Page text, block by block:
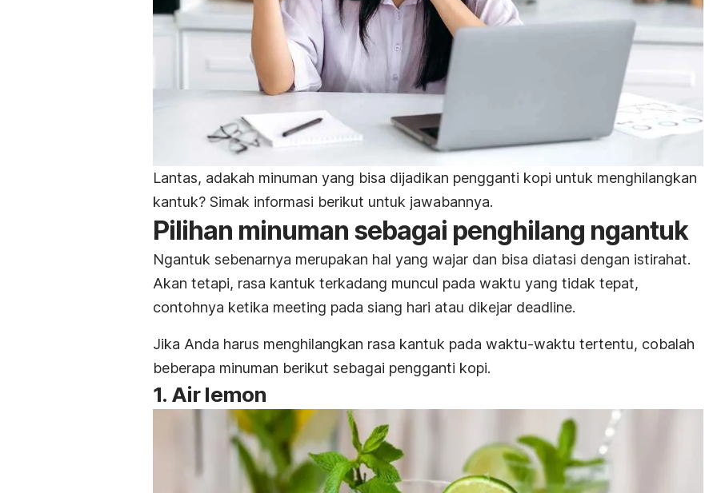
Lantas, adakah minuman yang bisa dijadikan pengganti kopi untuk menghilangkan
kantuk? Simak informasi berikut untuk jawabannya.
Pilihan minuman sebagai penghilang ngantuk
Ngantuk sebenarnya merupakan hal yang wajar dan bisa diatasi dengan istirahat.
Akan tetapi, rasa kantuk terkadang muncul pada waktu yang tidak tepat,
contohnya ketika meeting pada siang hari atau dikejar deadline.
Jika Anda harus menghilangkan rasa kantuk pada waktu-waktu tertentu, cobalah
beberapa minuman berikut sebagai pengganti kopi.
1. Air lemon